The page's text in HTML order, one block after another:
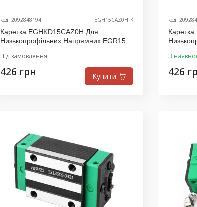
код: 2092848194 EGH15CAZ0H_K
Каретка EGHKD15CAZ0H Для
Низькопрофільних Напрямних EGR15,
Під замовлення
426 грн Купити
код:
В
426